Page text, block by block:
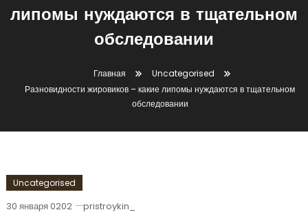
липомы нуждаются в тщательном
обследовании
Главная
Uncategorised
Разновидности жировиков – какие липомы нуждаются в тщательном
обследовании
Uncategorised
30 января 0202 pristroykin_